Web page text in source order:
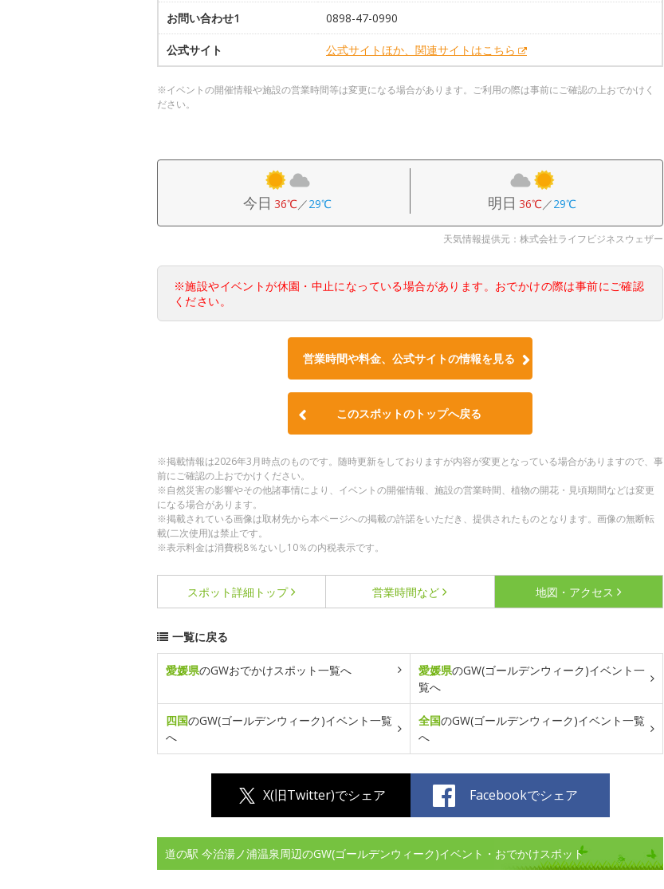
お問い合わせ1 0898-47-0990
公式サイト 公式サイトほか、関連サイトはこちら
※イベントの開催情報や施設の営業時間等は変更になる場合があります。ご利用の際は事前にご確認の上おでかけく
ださい。
今日 36℃／29℃ 明日 36℃／29℃
天気情報提供元：株式会社ライフビジネスウェザー
※施設やイベントが休園・中止になっている場合があります。おでかけの際は事前にご確認
ください。
営業時間や料金、公式サイトの情報を見る
このスポットのトップへ戻る
※掲載情報は2026年3月時点のものです。随時更新をしておりますが内容が変更となっている場合がありますので、事
前にご確認の上おでかけください。
※自然災害の影響やその他諸事情により、イベントの開催情報、施設の営業時間、植物の開花・見頃期間などは変更
になる場合があります。
※掲載されている画像は取材先から本ページへの掲載の許諾をいただき、提供されたものとなります。画像の無断転
載(二次使用)は禁止です。
※表示料金は消費税8％ないし10％の内税表示です。
スポット詳細 トップ 営業時間など 地図・アクセス
一覧に戻る
愛媛県のGWおでかけスポット一覧へ 愛媛県のGW(ゴールデンウィーク)イベント一
覧へ
四国のGW(ゴールデンウィーク)イベント一覧
へ
全国のGW(ゴールデンウィーク)イベント一覧
へ
X(旧Twitter)でシェア Facebookでシェア
道の駅 今治湯ノ浦温泉周辺のGW(ゴールデンウィーク)イベント・おでかけスポット